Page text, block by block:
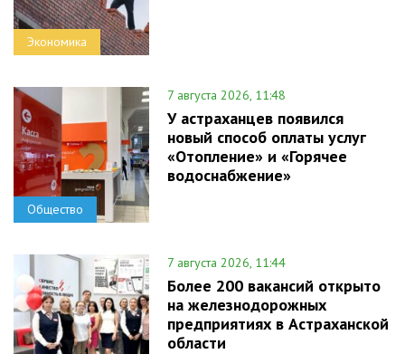
Экономика
Общество
7 августа 2026, 11:48
У астраханцев появился
новый способ оплаты услуг
«Отопление» и «Горячее
водоснабжение»
7 августа 2026, 11:44
Более 200 вакансий открыто
на железнодорожных
предприятиях в Астраханской
области